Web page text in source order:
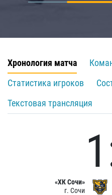
Хронология матча
Статистика игроков
Текстовая трансляция
«ХК Сочи»
г. Сочи